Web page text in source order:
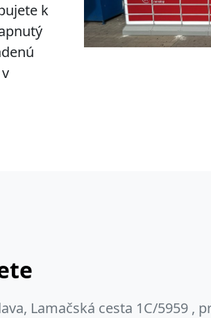
k
Lamačská cesta 1C/5959 ,